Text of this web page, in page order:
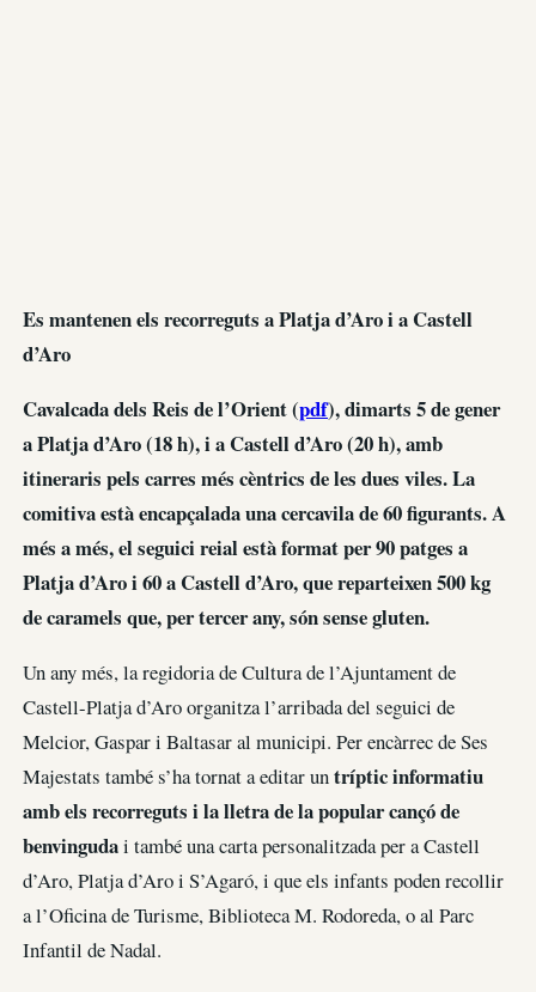
Es mantenen els recorreguts a Platja d’Aro i a Castell
d’Aro
Cavalcada dels Reis de l’Orient (pdf), dimarts 5 de gener
a Platja d’Aro (18 h), i a Castell d’Aro (20 h), amb
itineraris pels carres més cèntrics de les dues viles. La
comitiva està encapçalada una cercavila de 60 figurants. A
més a més, el seguici reial està format per 90 patges a
Platja d’Aro i 60 a Castell d’Aro, que reparteixen 500 kg
de caramels que, per tercer any, són sense gluten.
Un any més, la regidoria de Cultura de l’Ajuntament de
Castell-Platja d’Aro organitza l’arribada del seguici de
Melcior, Gaspar i Baltasar al municipi. Per encàrrec de Ses
Majestats també s’ha tornat a editar untríptic informatiu
amb els recorreguts i la lletra de la popular cançó de
benvingudai també una carta personalitzada per a Castell
d’Aro, Platja d’Aro i S’Agaró, i que els infants poden recollir
a l’Oficina de Turisme, Biblioteca M. Rodoreda, o al Parc
Infantil de Nadal.